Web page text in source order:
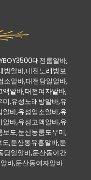
대전룸알바,
방알바,대전노래방보
소알바,대전당일알바,
알바,대전여자알바,
,유성노래방알바,유
바,유성업소알바,유
바,유성고액알바,유
도,둔산동룸도우미,
,둔산동유흥알바,둔
당일알바,둔산동야간
바,둔산동여자알바